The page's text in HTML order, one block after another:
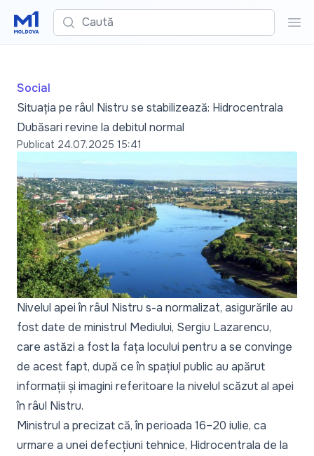
Caută
Social
Situația pe râul Nistru se stabilizează: Hidrocentrala
Dubăsari revine la debitul normal
Publicat 24.07.2025 15:41
Nivelul apei în râul Nistru s-a normalizat, asigurările au
fost date de ministrul Mediului, Sergiu Lazarencu,
care astăzi a fost la fața locului pentru a se convinge
de acest fapt, după ce în spațiul public au apărut
informații și imagini referitoare la nivelul scăzut al apei
în râul Nistru.
Ministrul a precizat că, în perioada 16–20 iulie, ca
urmare a unei defecțiuni tehnice, Hidrocentrala de la